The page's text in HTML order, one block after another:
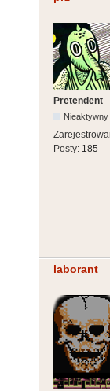
Pretendent
Nieaktywny
Posty: 185
laborant